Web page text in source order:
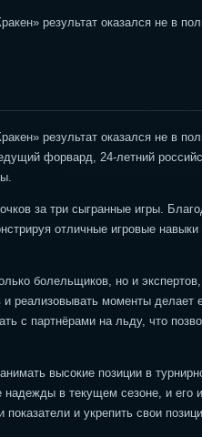
результат оказался не в
результат оказался не в
форвард, 24-летний
за три сыгранные игры.
отличные игровые
болельщиков, но и
реализовывать моменты делает
с партнёрами на льду, что
высокие позиции в
в текущем сезоне, и его
и укрепить свои